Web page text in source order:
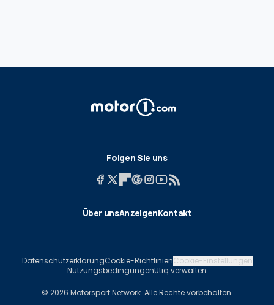
Folgen Sie uns
Über unsAnzeigenKontakt
DatenschutzerklärungCookie-RichtlinienCookie-Einstellungen
NutzungsbedingungenUtiq verwalten
© 2026 Motorsport Network. Alle Rechte vorbehalten.